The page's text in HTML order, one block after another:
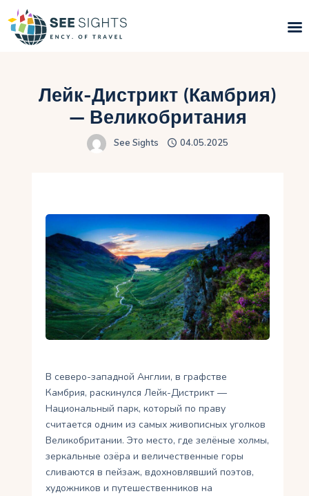
Горящие туры
Типы Туров
Инфо
Блог
Контакты
Укр
Лейк-Дистрикт (Камбрия)
— Великобритания
See Sights 04.05.2025
В северо-западной Англии, в графстве
Камбрия, раскинулся Лейк-Дистрикт —
Национальный парк, который по праву
считается одним из самых живописных уголков
Великобритании. Это место, где зелёные холмы,
зеркальные озёра и величественные горы
сливаются в пейзаж, вдохновлявший поэтов,
художников и путешественников на